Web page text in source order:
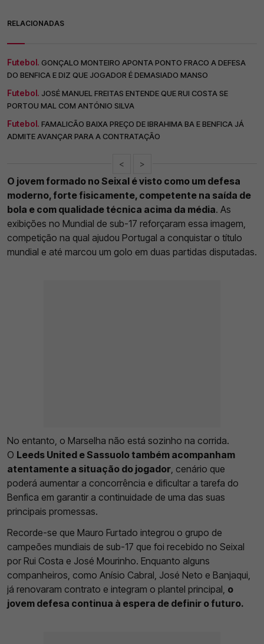
RELACIONADAS
Futebol. GONÇALO MONTEIRO APONTA PONTO FRACO A DEFESA
DO BENFICA E DIZ QUE JOGADOR É DEMASIADO MANSO
Futebol. JOSÉ MANUEL FREITAS ENTENDE QUE RUI COSTA SE
PORTOU MAL COM ANTÓNIO SILVA
Futebol. FAMALICÃO BAIXA PREÇO DE IBRAHIMA BA E BENFICA JÁ
ADMITE AVANÇAR PARA A CONTRATAÇÃO
< >
O jovem formado no Seixal é visto como um defesa
moderno, forte fisicamente, competente na saída de
bola e com qualidade técnica acima da média. As
exibições no Mundial de sub-17 reforçaram essa imagem,
competição na qual ajudou Portugal a conquistar o título
mundial e até marcou um golo em duas partidas disputadas.
No entanto, o Marselha não está sozinho na corrida.
O Leeds United e Sassuolo também acompanham
atentamente a situação do jogador , cenário que
poderá aumentar a concorrência e dificultar a tarefa do
Benfica em garantir a continuidade de uma das suas
principais promessas.
Recorde-se que Mauro Furtado integrou o grupo de
campeões mundiais de sub-17 que foi recebido no Seixal
por Rui Costa e José Mourinho. Enquanto alguns
companheiros, como Anísio Cabral, José Neto e Banjaqui,
já renovaram contrato e integram o plantel principal, o
jovem defesa continua à espera de definir o futuro.